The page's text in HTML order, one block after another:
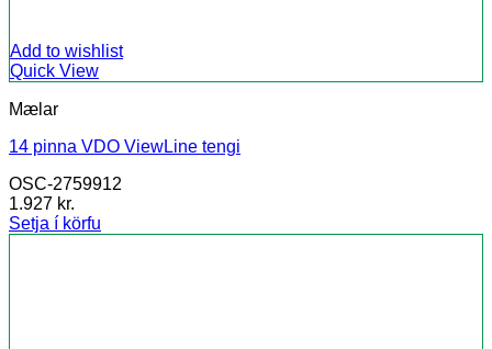
Add to wishlist
Quick View
Mælar
14 pinna VDO ViewLine tengi
OSC-2759912
1.927 kr.
Setja í körfu